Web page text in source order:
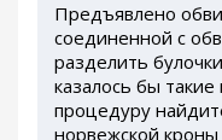
Предъявлено
соединенной с
разделить
казалось бы
процедуру
норвежской